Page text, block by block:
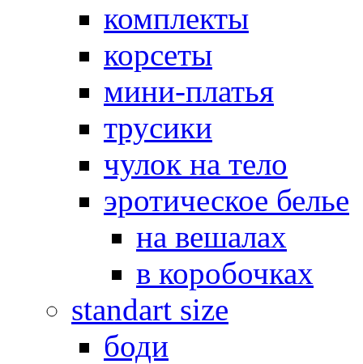
комплекты
корсеты
мини-платья
трусики
чулок на тело
эротическое белье
на вешалах
в коробочках
standart size
боди